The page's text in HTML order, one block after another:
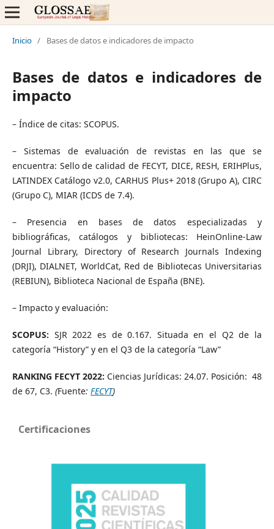
Inicio / Bases de datos e indicadores de impacto
Bases de datos e indicadores de
impacto
– Índice de citas: SCOPUS.
– Sistemas de evaluación de revistas en las que se
encuentra: Sello de calidad de FECYT, DICE, RESH, ERIHPlus,
LATINDEX Catálogo v2.0, CARHUS Plus+ 2018 (Grupo A), CIRC
(Grupo C), MIAR (ICDS de 7.4).
– Presencia en bases de datos especializadas y
bibliográficas, catálogos y bibliotecas: HeinOnline-Law
Journal Library, Directory of Research Journals Indexing
(DRJI), DIALNET, WorldCat, Red de Bibliotecas Universitarias
(REBIUN), Biblioteca Nacional de España (BNE).
– Impacto y evaluación:
SCOPUS: SJR 2022 es de 0.167. Situada en el Q2 de la
categoría “History” y en el Q3 de la categoría “Law”
RANKING FECYT 2022: Ciencias Jurídicas: 24.07. Posición: 48
de 67, C3. (Fuente: FECYT)
Certificaciones